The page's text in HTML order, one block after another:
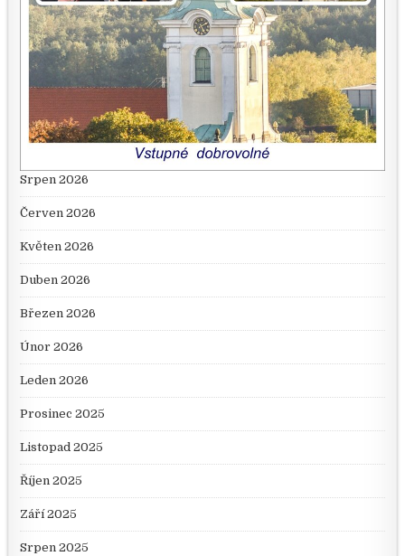
Srpen 2026
Červen 2026
Květen 2026
Duben 2026
Březen 2026
Únor 2026
Leden 2026
Prosinec 2025
Listopad 2025
Říjen 2025
Září 2025
Srpen 2025